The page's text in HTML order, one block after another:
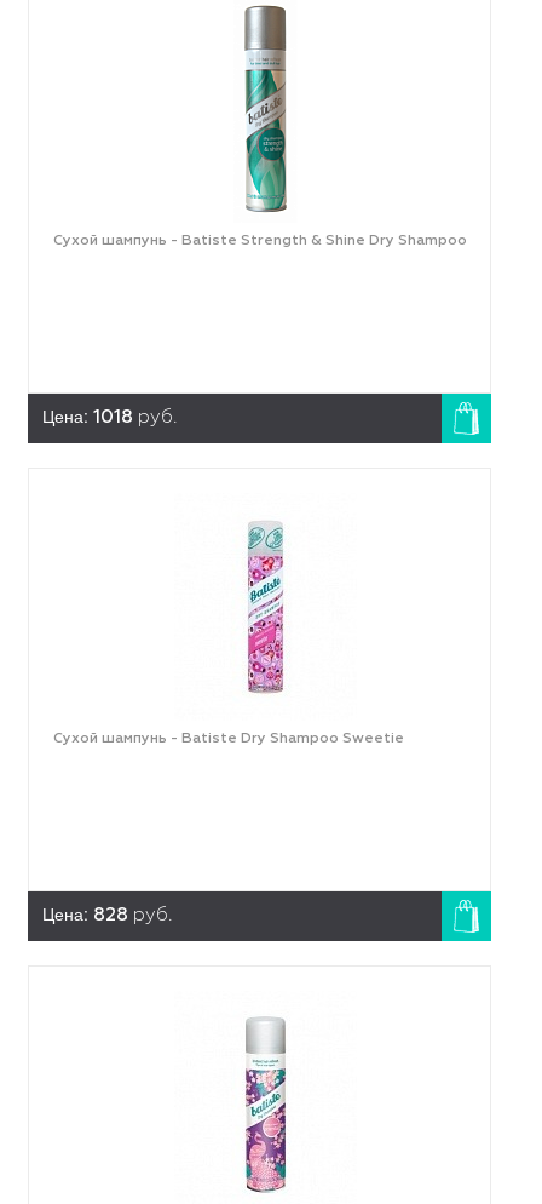
Сухой шампунь - Batiste Strength & Shine Dry Shampoo
Цена: 1018 руб.
Сухой шампунь - Batiste Dry Shampoo Sweetie
Цена: 828 руб.